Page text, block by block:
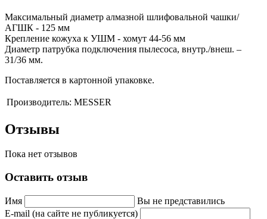
Максимальный диаметр алмазной шлифовальной чашки/
АГШК - 125 мм
Крепление кожуха к УШМ - хомут 44-56 мм
Диаметр патрубка подключения пылесоса, внутр./внеш. –
31/36 мм.
Поставляется в картонной упаковке.
Производитель: MESSER
Отзывы
Пока нет отзывов
Оставить отзыв
Имя
Вы не представились
E-mail (на сайте не публикуется)